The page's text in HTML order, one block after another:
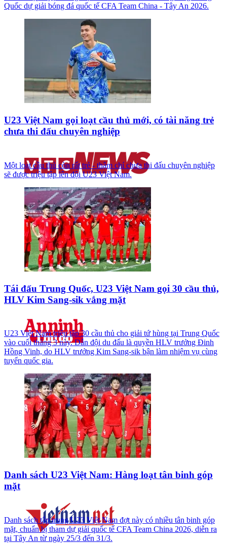
Quốc dự giải bóng đá quốc tế CFA Team China - Tây An 2026.
U23 Việt Nam gọi loạt cầu thủ mới, có tài năng trẻ
chưa thi đấu chuyên nghiệp
Một loạt cầu thủ còn rất trẻ - thậm chí chưa thi đấu chuyên nghiệp
sẽ được triệu tập lên đội U23 Việt Nam.
Tái đấu Trung Quốc, U23 Việt Nam gọi 30 cầu thủ,
HLV Kim Sang-sik vắng mặt
U23 Việt Nam triệu tập 30 cầu thủ cho giải tứ hùng tại Trung Quốc
vào cuối tháng 3 này. Dẫn đội du đấu là quyền HLV trưởng Đinh
Hồng Vinh, do HLV trưởng Kim Sang-sik bận làm nhiệm vụ cùng
tuyển quốc gia.
Danh sách U23 Việt Nam: Hàng loạt tân binh góp
mặt
Danh sách tập trung U23 Việt Nam đợt này có nhiều tân binh góp
mặt, chuẩn bị tham dự giải quốc tế CFA Team China 2026, diễn ra
tại Tây An từ ngày 25/3 đến 31/3.